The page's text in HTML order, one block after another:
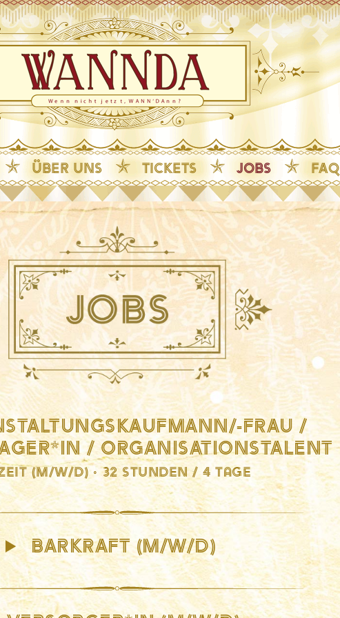
ÜBER UNS TICKETS JOBS FAQ
FRAU /
/ ORGANISATIONSTALENT
(m/w/d) · 32 Stunden / 4 Tage
BARKRAFT (M/W/D)